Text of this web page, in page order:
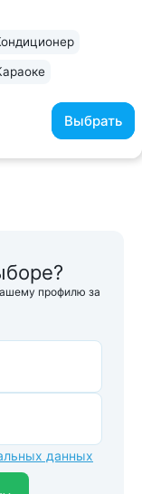
вода
Выбрать
профилю за
данных